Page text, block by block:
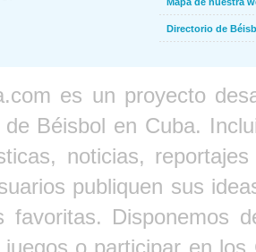
Directorio de
es un proyecto
Béisbol en Cuba.
noticias,
publiquen sus
favoritas. Disponemos
o participar en